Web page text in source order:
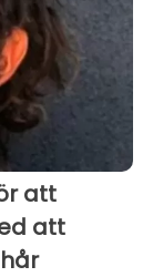
att
att